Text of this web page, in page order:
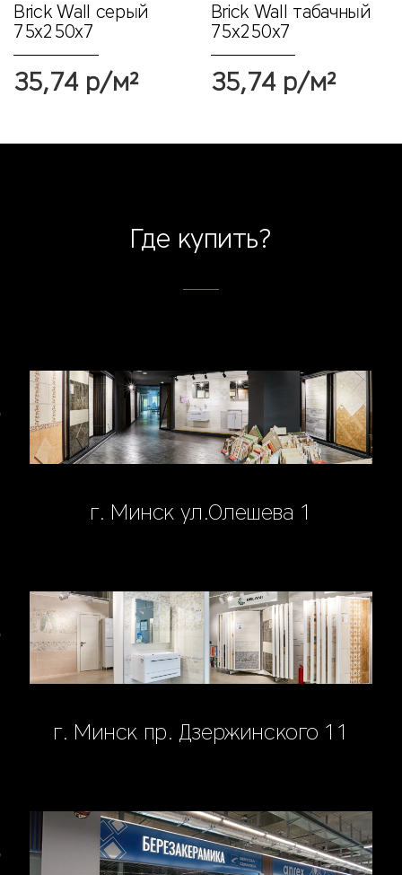
Brick Wall серый
75х250x7
35,74 р/м²
Brick Wall табачный
75х250x7
35,74 р/м²
Где купить?
г. Минск ул.Олешева 1
г. Минск пр. Дзержинского 11